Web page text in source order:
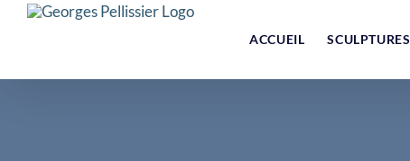
ACCUEIL SCULPTURES